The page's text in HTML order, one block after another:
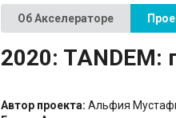
Об Акселераторе
2020:
Автор проекта: Альфия